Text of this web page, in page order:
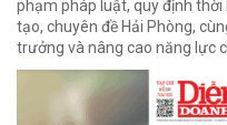
phạm pháp luật, quy định
tạo, chuyên đề Hải Phòng,
trưởng và nâng cao năng lực